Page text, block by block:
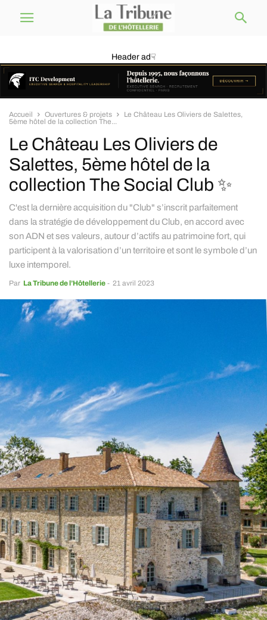
Header ad☟
Accueil Ouvertures & projets
Le Château Les Oliviers de Salettes,
5ème hôtel de la collection The...
Le Château Les Oliviers de
Salettes, 5ème hôtel de la
collection The Social Club ✨
C'est la dernière acquisition du "Club" s’inscrit parfaitement
dans la stratégie de développement du Club, en accord avec
son ADN et ses valeurs, autour d’actifs au patrimoine fort, qui
participent à la valorisation d’un territoire et sont le symbole d’un
luxe intemporel.
Par La Tribune de l’Hôtellerie - 21 avril 2023